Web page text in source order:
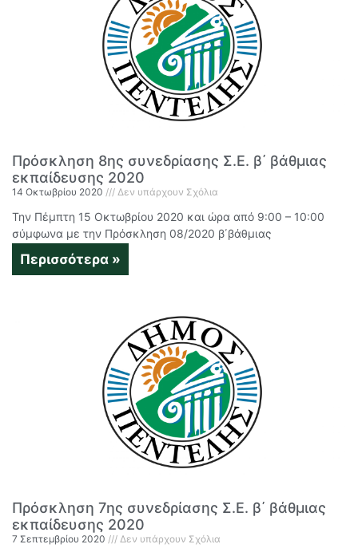
Πρόσκληση 8ης συνεδρίασης Σ.Ε. β΄ βάθμιας
εκπαίδευσης 2020
14 Οκτωβρίου 2020 Δεν υπάρχουν Σχόλια
Την Πέμπτη 15 Οκτωβρίου 2020 και ώρα από 9:00 – 10:00
σύμφωνα με την Πρόσκληση 08/2020 β΄βάθμιας
Περισσότερα »
Πρόσκληση 7ης συνεδρίασης Σ.Ε. β΄ βάθμιας
εκπαίδευσης 2020
7 Σεπτεμβρίου 2020 Δεν υπάρχουν Σχόλια